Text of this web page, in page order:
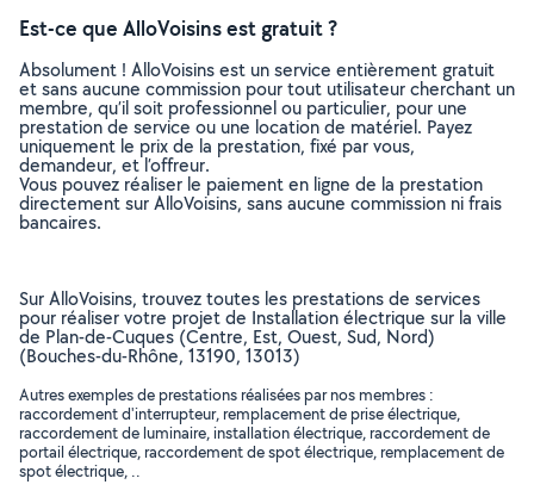
Est-ce que AlloVoisins est gratuit ?
Absolument ! AlloVoisins est un service entièrement gratuit
et sans aucune commission pour tout utilisateur cherchant un
membre, qu’il soit professionnel ou particulier, pour une
prestation de service ou une location de matériel. Payez
uniquement le prix de la prestation, fixé par vous,
demandeur, et l’offreur.
Vous pouvez réaliser le paiement en ligne de la prestation
directement sur AlloVoisins, sans aucune commission ni frais
bancaires.
Sur AlloVoisins, trouvez toutes les prestations de services
pour réaliser votre projet de Installation électrique sur la ville
de Plan-de-Cuques (Centre, Est, Ouest, Sud, Nord)
(Bouches-du-Rhône, 13190, 13013)
Autres exemples de prestations réalisées par nos membres :
raccordement d'interrupteur, remplacement de prise électrique,
raccordement de luminaire, installation électrique, raccordement de
portail électrique, raccordement de spot électrique, remplacement de
spot électrique, ..